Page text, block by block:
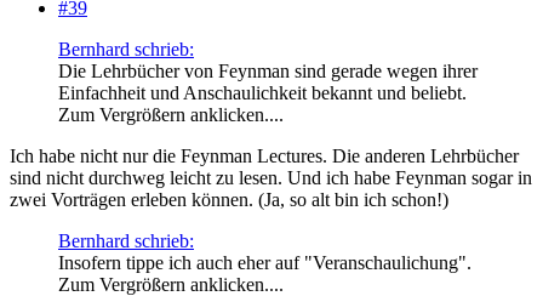
#39
Bernhard schrieb:
Die Lehrbücher von Feynman sind gerade wegen ihrer
Einfachheit und Anschaulichkeit bekannt und beliebt.
Zum Vergrößern anklicken....
Ich habe nicht nur die Feynman Lectures. Die anderen Lehrbücher
sind nicht durchweg leicht zu lesen. Und ich habe Feynman sogar in
zwei Vorträgen erleben können. (Ja, so alt bin ich schon!)
Bernhard schrieb:
Insofern tippe ich auch eher auf "Veranschaulichung".
Zum Vergrößern anklicken....